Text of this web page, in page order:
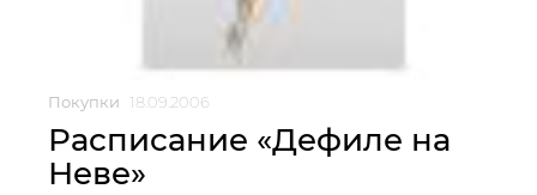
Покупки 18.09.2006
Расписание «Дефиле на
Неве»